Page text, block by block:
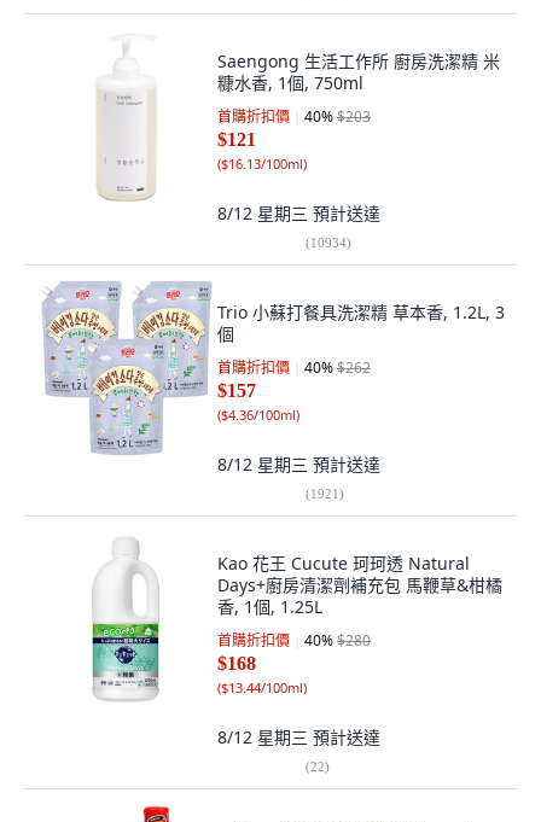
Saengong 生活工作所 廚房洗潔精 米
糠水香, 1個, 750ml
首購折扣價 40%$203
$121
($16.13/100ml)
8/12 星期三 預計送達
(10934)
Trio 小蘇打餐具洗潔精 草本香, 1.2L, 3
個
首購折扣價 40%$262
$157
($4.36/100ml)
8/12 星期三 預計送達
(1921)
Kao 花王 Cucute 珂珂透 Natural
Days+廚房清潔劑補充包 馬鞭草&柑橘
香, 1個, 1.25L
首購折扣價 40%$280
$168
($13.44/100ml)
8/12 星期三 預計送達
(22)